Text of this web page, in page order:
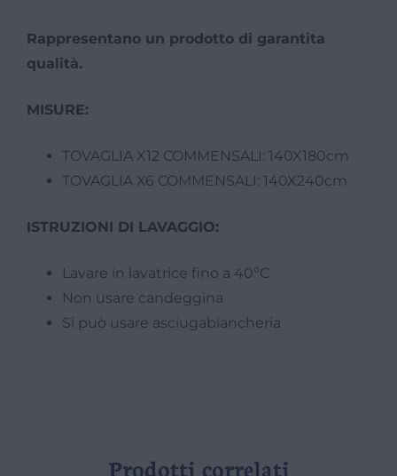
Rappresentano un prodotto di garantita
qualità.
MISURE:
TOVAGLIA X12 COMMENSALI: 140X180cm
TOVAGLIA X6 COMMENSALI: 140X240cm
ISTRUZIONI DI LAVAGGIO:
Lavare in lavatrice fino a 40ºC
Non usare candeggina
Si può usare asciugabiancheria
Prodotti correlati